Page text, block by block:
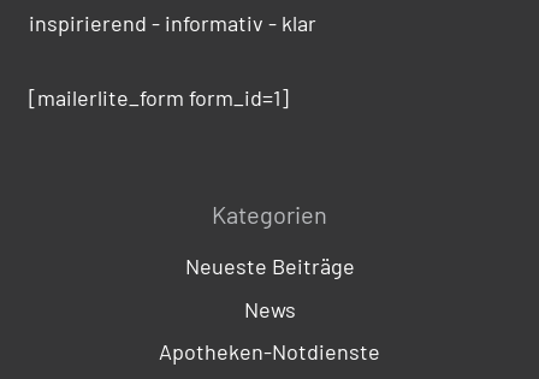
inspirierend - informativ - klar
[mailerlite_form form_id=1]
Kategorien
Neueste Beiträge
News
Apotheken-Notdienste